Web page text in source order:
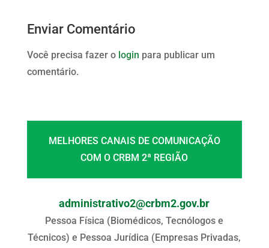
Enviar Comentário
Você precisa fazer o login para publicar um
comentário.
MELHORES CANAIS DE COMUNICAÇÃO
COM O CRBM 2ª REGIÃO
administrativo2@crbm2.gov.br
Pessoa Física (Biomédicos, Tecnólogos e
Técnicos) e Pessoa Jurídica (Empresas Privadas,